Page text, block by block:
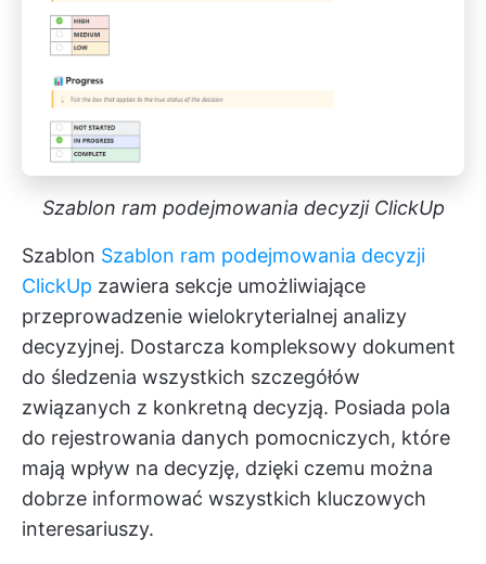
Szablon ram podejmowania decyzji ClickUp
Szablon Szablon ram podejmowania decyzji
ClickUp zawiera sekcje umożliwiające
przeprowadzenie wielokryterialnej analizy
decyzyjnej. Dostarcza kompleksowy dokument
do śledzenia wszystkich szczegółów
związanych z konkretną decyzją. Posiada pola
do rejestrowania danych pomocniczych, które
mają wpływ na decyzję, dzięki czemu można
dobrze informować wszystkich kluczowych
interesariuszy.